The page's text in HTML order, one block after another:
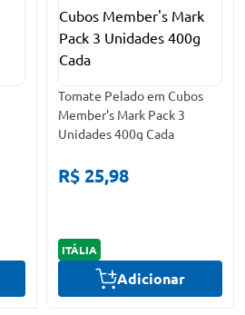
Tomate Pelado em Cubos
Member's Mark Pack 3
Unidades 400g Cada
R$ 25,98
ITÁLIA
Adicionar